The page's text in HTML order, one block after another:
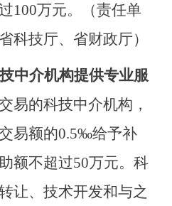
100万元。
（责任单
科技厅、省财政厅）
中介机构提供专业服
易的科技中介机构，
易额的0.5‰给予补
额不超过50万元。科
让、技术开发和与之